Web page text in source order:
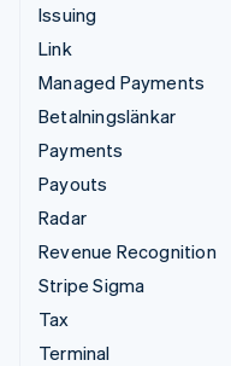
Issuing
Link
Managed Payments
Betalningslänkar
Payments
Payouts
Radar
Revenue Recognition
Stripe Sigma
Tax
Terminal